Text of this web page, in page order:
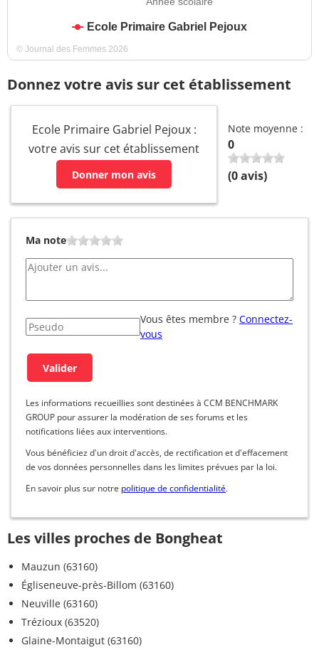
Ecole Primaire Gabriel Pejoux
© Journal des Femmes 2026
Donnez votre avis sur cet établissement
Ecole Primaire Gabriel Pejoux :
votre avis sur cet établissement
Donner mon avis
Note moyenne :
0
(0avis)
Ma note
Vous êtes membre ? Connectez-
vous
Les informations recueillies sont destinées à CCM BENCHMARK
GROUP pour assurer la modération de ses forums et les
notifications liées aux interventions.
Vous bénéficiez d'un droit d'accès, de rectification et d'effacement
de vos données personnelles dans les limites prévues par la loi.
En savoir plus sur notre politique de confidentialité.
Les villes proches de Bongheat
Mauzun (63160)
Égliseneuve-près-Billom (63160)
Neuville (63160)
Trézioux (63520)
Glaine-Montaigut (63160)